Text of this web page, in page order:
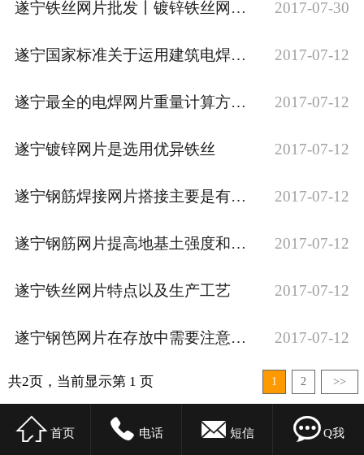
遂宁铁丝网片批发丨镀锌铁丝网片丨铁丝网片价格丨建筑用铁丝网片 2017-07-30
遂宁国家标准关于运用建筑电焊网片的标准有相关的要求 2017-07-12
遂宁最全的电焊网片重量计算方法、最新电焊网重量计算公式 2017-07-12
遂宁镀锌网片是选用优异铁丝 2017-07-12
遂宁钢筋焊接网片搭接主要是有三种形式 2017-07-12
遂宁钢筋网片提高地基土强度和变形模量 2017-07-12
遂宁铁丝网片特点以及生产工艺 2017-07-12
遂宁钢笆网片在存放中需要注意的问题 2017-07-12
1 2 >>
共2页，当前显示第 1 页
首页  电话  短信  Q我